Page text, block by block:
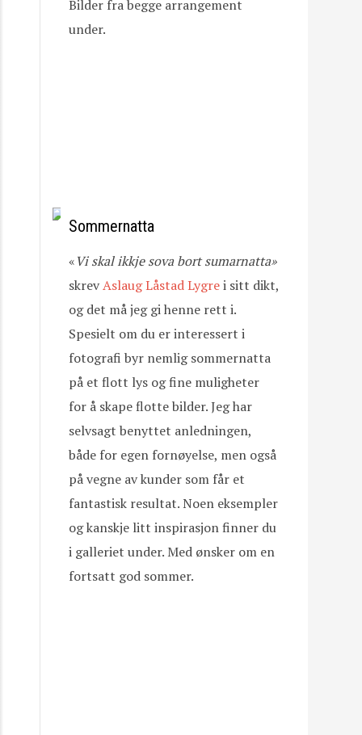
Bilder fra begge arrangement
under.
Sommernatta
«Viskalikkjesovabort sumarnatta»
skrevAslaug Låstad Lygrei sitt dikt,
og det må jeg gi henne rett i.
Spesielt om du er interessert i
fotografi byr nemlig sommernatta
på et flott lys og fine muligheter
for å skape flotte bilder. Jeg har
selvsagt benyttet anledningen,
både for egen fornøyelse, men også
på vegne av kunder som får et
fantastisk resultat. Noen eksempler
og kanskje litt inspirasjon finner du
i galleriet under. Med ønsker om en
fortsatt god sommer.